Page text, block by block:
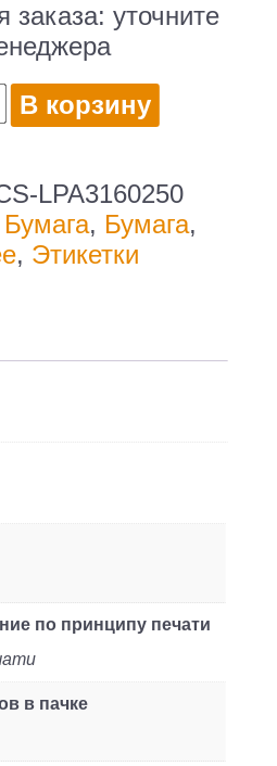
заказа:уточните
В корзину
LPA3160250
Бумага, Бумага,
, Этикетки
по принципу печати
в пачке